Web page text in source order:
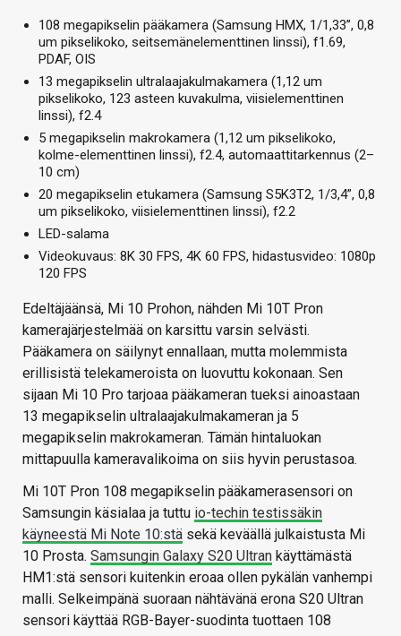
108 megapikselin pääkamera (Samsung HMX, 1/1,33”, 0,8
um pikselikoko, seitsemänelementtinen linssi), f1.69,
PDAF, OIS
13 megapikselin ultralaajakulmakamera (1,12 um
pikselikoko, 123 asteen kuvakulma, viisielementtinen
linssi), f2.4
5 megapikselin makrokamera (1,12 um pikselikoko,
kolme-elementtinen linssi), f2.4, automaattitarkennus (2–
10 cm)
20 megapikselin etukamera (Samsung S5K3T2, 1/3,4”, 0,8
um pikselikoko, viisielementtinen linssi), f2.2
LED-salama
Videokuvaus: 8K 30 FPS, 4K 60 FPS, hidastusvideo: 1080p
120 FPS
Edeltäjäänsä, Mi 10 Prohon, nähden Mi 10T Pron
kamerajärjestelmää on karsittu varsin selvästi.
Pääkamera on säilynyt ennallaan, mutta molemmista
erillisistä telekameroista on luovuttu kokonaan. Sen
sijaan Mi 10 Pro tarjoaa pääkameran tueksi ainoastaan
13 megapikselin ultralaajakulmakameran ja 5
megapikselin makrokameran. Tämän hintaluokan
mittapuulla kameravalikoima on siis hyvin perustasoa.
Mi 10T Pron 108 megapikselin pääkamerasensori on
Samsungin käsialaa ja tuttu io-techin testissäkin
käyneestä Mi Note 10:stä sekä keväällä julkaistusta Mi
10 Prosta. Samsungin Galaxy S20 Ultran käyttämästä
HM1:stä sensori kuitenkin eroaa ollen pykälän vanhempi
malli. Selkeimpänä suoraan nähtävänä erona S20 Ultran
sensori käyttää RGB-Bayer-suodinta tuottaen 108